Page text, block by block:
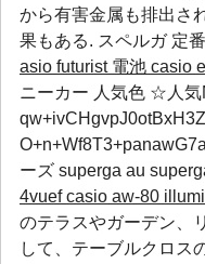
から有害金属も排出さ
果もある. スペルガ 定番
asio futurist 電池 casio
ニーカー 人気色 ☆人
ーズ superga au
4vuefcasio aw-80
のテラスやガーデン、
して、テーブルクロス